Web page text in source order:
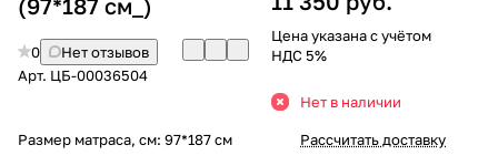
(97*187 см_)
0
Нет отзывов
Арт. ЦБ-00036504
Размер матраса, см: 97*187 см
Цена указана с учётом
НДС 5%
Нет в наличии
Рассчитать доставку